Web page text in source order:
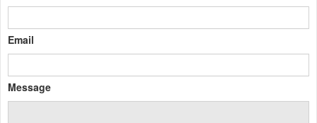
Email
Message